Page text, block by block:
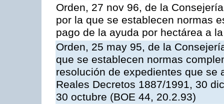
Orden, 27 nov 96, de la
por la que se establecen normas
pago de la ayuda por hectárea a
Orden, 25 may 95, de la
que se establecen normas
resolución de expedientes que se
Reales Decretos 1887/1991, 30
30 octubre (BOE 44, 20.2.93)